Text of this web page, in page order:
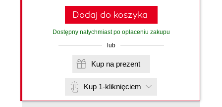
Dodaj do koszyka
Dostępny natychmiast po opłaceniu zakupu
lub
Kup na prezent
Kup 1-kliknięciem